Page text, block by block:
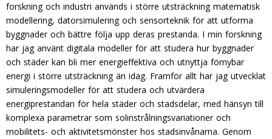
forskning och industri används i större utsträckning matematisk
modellering, datorsimulering och sensorteknik för att utforma
byggnader och bättre följa upp deras prestanda. I min forskning
har jag använt digitala modeller för att studera hur byggnader
och städer kan bli mer energieffektiva och utnyttja förnybar
energi i större utsträckning än idag. Framför allt har jag utvecklat
simuleringsmodeller för att studera och utvärdera
energiprestandan för hela städer och stadsdelar, med hänsyn till
komplexa parametrar som solinstrålningsvariationer och
mobilitets- och aktivitetsmönster hos stadsinvånarna. Genom